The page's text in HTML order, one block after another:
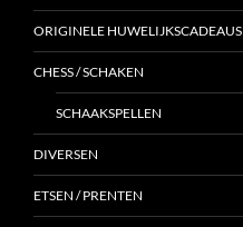
ORIGINELE HUWELIJKSCADEAUS
CHESS / SCHAKEN
SCHAAKSPELLEN
DIVERSEN
ETSEN / PRENTEN